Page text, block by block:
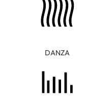
DANZA